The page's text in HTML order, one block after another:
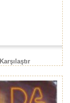
Karşılaştır